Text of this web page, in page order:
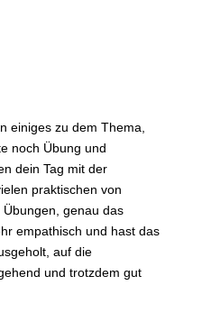
einiges zu dem Thema,
noch Übung und
dein Tag mit der
praktischen von
genau das
empathisch und hast das
auf die
und trotzdem gut